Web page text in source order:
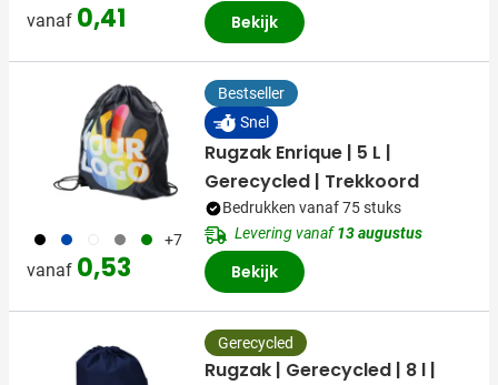
vanaf 0,41 Bekijk
001 023 002 003 004 +7
vanaf 0,53
Bestseller
Snel
Rugzak Enrique | 5 L |
Gerecycled | Trekkoord
Bedrukken vanaf 75 stuks
Levering vanaf13 augustus
Bekijk
Gerecycled
Rugzak | Gerecycled | 8 l |